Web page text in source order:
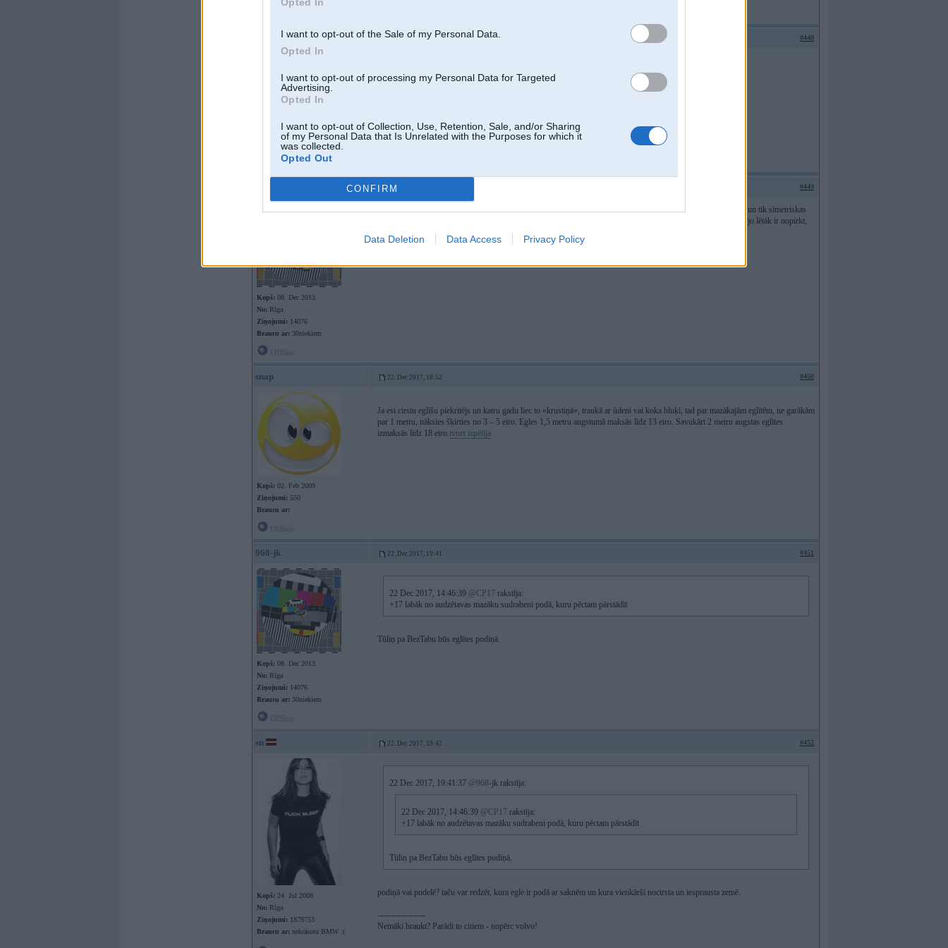
I want to opt-out of the Sale of my Personal Data.
Opted In
I want to opt-out of processing my Personal Data for Targeted
Advertising.
Opted In
I want to opt-out of Collection, Use, Retention, Sale, and/or Sharing
of my Personal Data that Is Unrelated with the Purposes for which it
was collected.
Opted Out
CONFIRM
Data Deletion Data Access Privacy Policy
Jurchixz 22. Dec 2017, 18:24 #448
Ziņojumi:247
Offline
22. Dec 2017, 18:49 #449
Kopš: 08. Dec 2013
No: Rīga
Ziņojumi: 14076
Braucu ar: 30niekiem
Parasti eglītes cērtam pierīgā vienā mežmalā. Tur sasējušās un izaugušas tik smukas un kā dziesmā "Ak, eglīte! un tik simetriskas
kā pie lielveikaliem no audzētavām atbraukušās. Cērtu gan dēļ procesa un pasākuma bērniem nevis ekonomijai, jo lētāk ir nopirkt,
nekā jāties, slapināties, tērēt degvielu braucot laukā no pilsētas.
snap 22. Dec 2017, 18:52 #450
Kopš: 02. Feb 2009
Ziņojumi: 550
Braucu ar:
Ja esi cirstu eglīšu piekritējs un katru gadu liec to «krustiņā», traukā ar ūdeni vai koka bluķī, tad par mazākajām eglītēm, ne garākām
par 1 metru, nāksies šķirties no 3 – 5 eiro. Egles 1,5 metru augstumā maksās līdz 13 eiro. Savukārt 2 metru augstas eglītes
izmaksās līdz 18 eiro.tvnet izpētīja
968-jk 22. Dec 2017, 19:41 #451
Kopš: 08. Dec 2013
No: Rīga
Ziņojumi: 14076
Braucu ar: 30niekiem
22 Dec 2017, 14:46:39 @CP17 rakstīja:
+17 labāk no audzētavas mazāku sudrabeni podā, kuru pēctam pārstādīt
Tūliņ pa BezTabu būs eglītes podiņā.
sn 22. Dec 2017, 19:42 #452
Kopš: 24. Jul 2008
No: Rīga
Ziņojumi: 1879753
Braucu ar: nekrāsotu BMW :(
22 Dec 2017, 19:41:37 @968-jk rakstīja:
22 Dec 2017, 14:46:39 @CP17 rakstīja:
+17 labāk no audzētavas mazāku sudrabeni podā, kuru pēctam pārstādīt
Tūliņ pa BezTabu būs eglītes podiņā.
podiņā vai pudelē? taču var redzēt, kura egle ir podā ar saknēm un kura vienkārši nocirsta un iesprausta zemē.
-----------------
Nemāki braukt? Parādi to citiem - nopērc volvo!